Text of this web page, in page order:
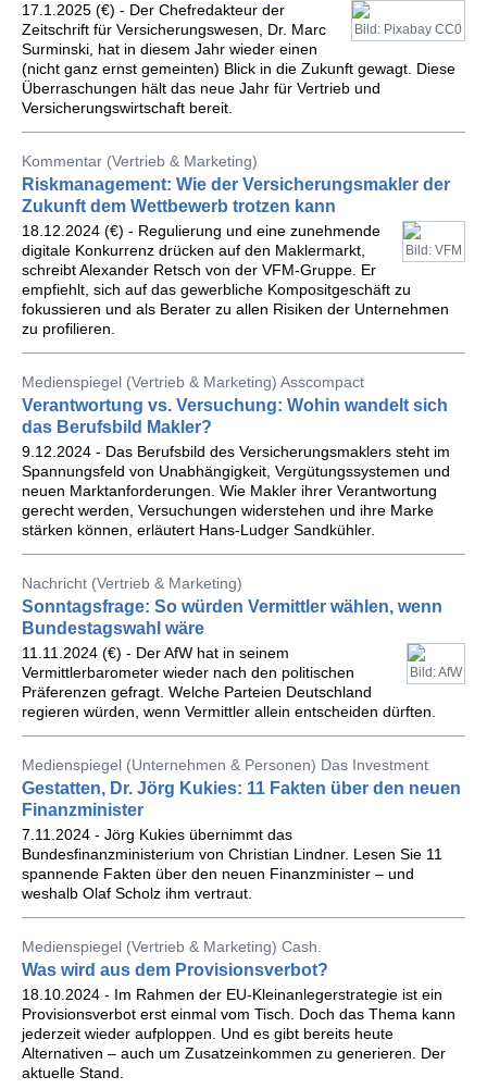
Bild: Pixabay CC0
17.1.2025 (€) - Der Chefredakteur der
Zeitschrift für Versicherungswesen, Dr. Marc
Surminski, hat in diesem Jahr wieder einen
(nicht ganz ernst gemeinten) Blick in die Zukunft gewagt. Diese
Überraschungen hält das neue Jahr für Vertrieb und
Versicherungswirtschaft bereit.
Kommentar (Vertrieb & Marketing)
Riskmanagement: Wie der Versicherungsmakler der
Zukunft dem Wettbewerb trotzen kann
Bild: VFM
18.12.2024 (€) - Regulierung und eine zunehmende
digitale Konkurrenz drücken auf den Maklermarkt,
schreibt Alexander Retsch von der VFM-Gruppe. Er
empfiehlt, sich auf das gewerbliche Kompositgeschäft zu
fokussieren und als Berater zu allen Risiken der Unternehmen
zu profilieren.
Medienspiegel (Vertrieb & Marketing) Asscompact
Verantwortung vs. Versuchung: Wohin wandelt sich
das Berufsbild Makler?
9.12.2024 - Das Berufsbild des Versicherungsmaklers steht im
Spannungsfeld von Unabhängigkeit, Vergütungssystemen und
neuen Marktanforderungen. Wie Makler ihrer Verantwortung
gerecht werden, Versuchungen widerstehen und ihre Marke
stärken können, erläutert Hans-Ludger Sandkühler.
Nachricht (Vertrieb & Marketing)
Sonntagsfrage: So würden Vermittler wählen, wenn
Bundestagswahl wäre
Bild: AfW
11.11.2024 (€) - Der AfW hat in seinem
Vermittlerbarometer wieder nach den politischen
Präferenzen gefragt. Welche Parteien Deutschland
regieren würden, wenn Vermittler allein entscheiden dürften.
Medienspiegel (Unternehmen & Personen) Das Investment
Gestatten, Dr. Jörg Kukies: 11 Fakten über den neuen
Finanzminister
7.11.2024 - Jörg Kukies übernimmt das
Bundesfinanzministerium von Christian Lindner. Lesen Sie 11
spannende Fakten über den neuen Finanzminister – und
weshalb Olaf Scholz ihm vertraut.
Medienspiegel (Vertrieb & Marketing) Cash.
Was wird aus dem Provisionsverbot?
18.10.2024 - Im Rahmen der EU-Kleinanlegerstrategie ist ein
Provisionsverbot erst einmal vom Tisch. Doch das Thema kann
jederzeit wieder aufploppen. Und es gibt bereits heute
Alternativen – auch um Zusatzeinkommen zu generieren. Der
aktuelle Stand.